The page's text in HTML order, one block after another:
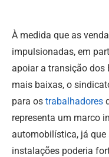
À medida que as
impulsionadas, em
apoiar a transição dos
mais baixas, o
para os trabalhadores
representa um marco
automobilística, já
instalações poderia